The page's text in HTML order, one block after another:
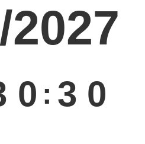
0 : 3 1